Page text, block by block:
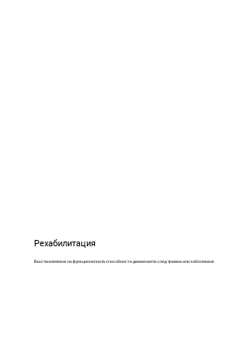
Рехабилитация
Възстановяване на функционалната способност и движенията след травма или заболяване